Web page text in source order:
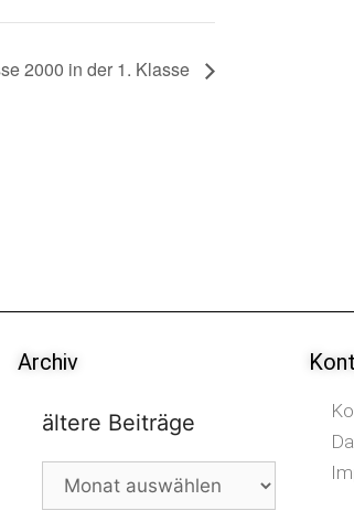
2000 in der 1. Klasse
Archiv
ältere Beiträge